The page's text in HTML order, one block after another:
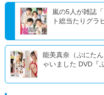
嵐の5人が雑誌
ト総当たりグラ
能美真奈（ぷにた
ゃいました DVD『